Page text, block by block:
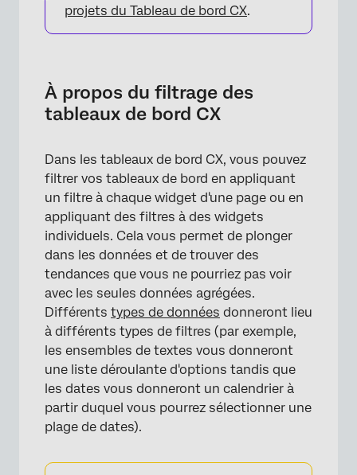
Ajout de filtres pour les Widgets
Utilisation de filtres
Interactions des filtres
Définir la valeur par défaut d'un attribut de
l'utilisateur
Traduction des filtres du tableau de bord CX
Filtre de Widget à Widget
FAQs
projets du Tableau de bord CX.
À propos du filtrage des
tableaux de bord CX
Dans les tableaux de bord CX, vous pouvez
filtrer vos tableaux de bord en appliquant
un filtre à chaque widget d'une page ou en
appliquant des filtres à des widgets
individuels. Cela vous permet de plonger
dans les données et de trouver des
tendances que vous ne pourriez pas voir
avec les seules données agrégées.
Différents types de données donneront lieu
à différents types de filtres (par exemple,
les ensembles de textes vous donneront
une liste déroulante d'options tandis que
les dates vous donneront un calendrier à
partir duquel vous pourrez sélectionner une
plage de dates).